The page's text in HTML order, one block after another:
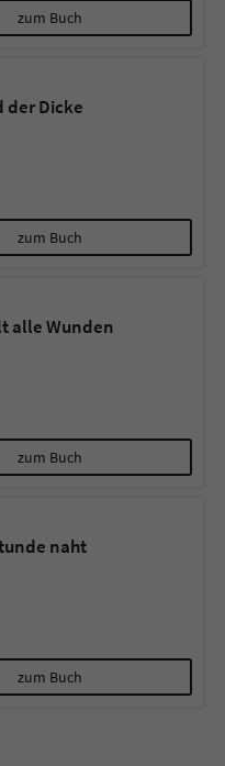
zum Buch
der Dicke
zum Buch
alle Wunden
zum Buch
naht
zum Buch